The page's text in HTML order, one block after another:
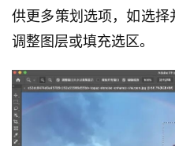
供更多策划选项，如选
调整图层或填充选区。